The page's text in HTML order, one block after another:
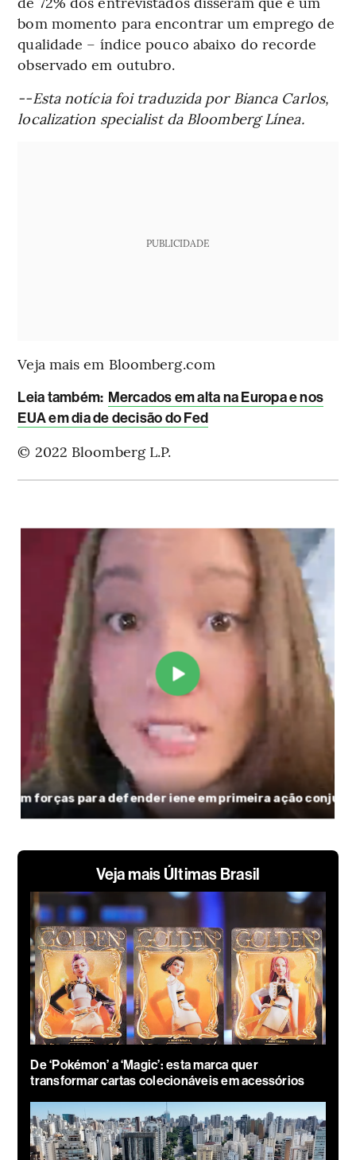
bom momento para encontrar um emprego de
qualidade – índice pouco abaixo do recorde
observado em outubro.
--Esta notícia foi traduzida por Bianca Carlos,
localization specialist da Bloomberg Línea.
PUBLICIDADE
Veja mais em Bloomberg.com
Leia também: Mercados em alta na Europa e nos
EUA em dia de decisão do Fed
© 2022 Bloomberg L.P.
Veja mais Últimas Brasil
De ‘Pokémon’ a ‘Magic’: esta marca quer
transformar cartas colecionáveis em acessórios